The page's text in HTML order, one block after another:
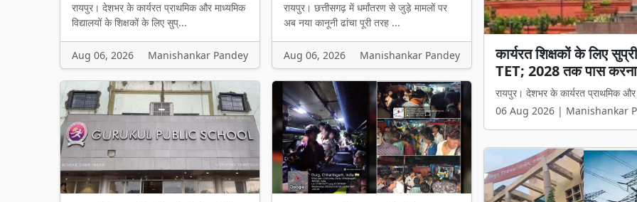
रायपुर। देशभर के कार्यरत प्राथमिक और माध्यमिक
विद्यालयों के शिक्षकों के लिए सुप्...
Aug 06, 2026 Manishankar Pandey
रायपुर। छत्तीसगढ़ में धर्मांतरण से जुड़े मामलों पर
अब नया कानूनी ढांचा पूरी तरह ...
Aug 06, 2026 Manishankar Pandey
छत्तीसगढ़ में धर्म स्वातंत्र्य
मंत्री विजय शर्मा बोले-
रायपुर। छत्तीसगढ़ में धर्मांतरण से जुड़े
06 Aug 2026 | Manishankar